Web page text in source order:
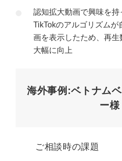
認知拡大動画で興味を持
TikTokのアルゴリズムが
画を表示したため、再
大幅に向上
海外事例:ベトナム
ー様
ご相談時の課題